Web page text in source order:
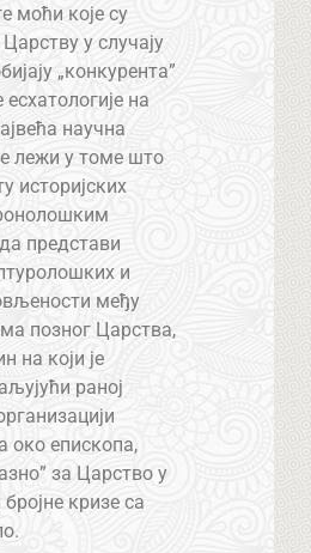
моћи које су
у случају
„конкурента”
на
научна
лежи у томе што
историјских
представи
и
међу
позног Царства,
на који је
раној
око епископа,
за Царство у
кризе са